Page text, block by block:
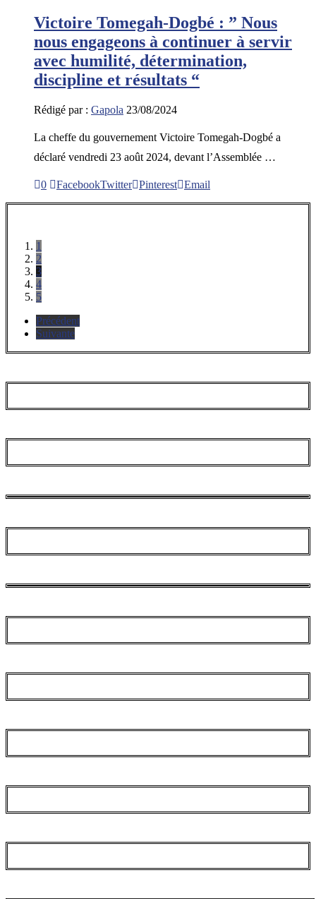
Victoire Tomegah-Dogbé : ” Nous
nous engageons à continuer à servir
avec humilité, détermination,
discipline et résultats “
Rédigé par : Gapola 23/08/2024
La cheffe du gouvernement Victoire Tomegah-Dogbé a
déclaré vendredi 23 août 2024, devant l’Assemblée …
0 FacebookTwitter Pinterest Email
1
2
3
4
5
Précédent
Suivante